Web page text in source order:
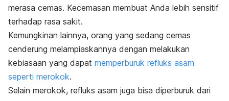
merasa cemas. Kecemasan membuat Anda lebih sensitif
terhadap rasa sakit.
Kemungkinan lainnya, orang yang sedang cemas
cenderung melampiaskannya dengan melakukan
kebiasaan yang dapat memperburuk refluks asam
seperti merokok.
Selain merokok, refluks asam juga bisa diperburuk dari